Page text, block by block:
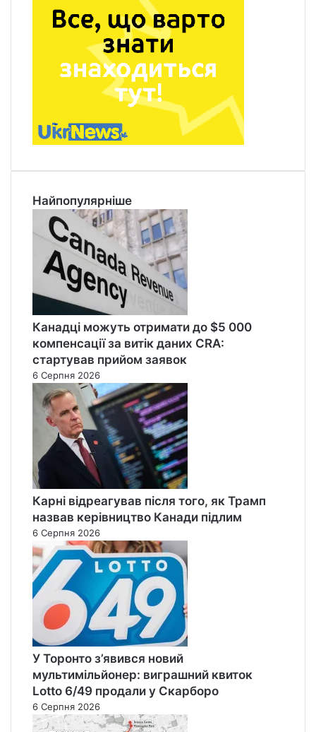
Найпопулярніше
Канадці можуть отримати до $5 000
компенсації за витік даних CRA:
стартував прийом заявок
6 Серпня 2026
Карні відреагував після того, як Трамп
назвав керівництво Канади підлим
6 Серпня 2026
У Торонто з’явився новий
мультимільйонер: виграшний квиток
Lotto 6/49 продали у Скарборо
6 Серпня 2026